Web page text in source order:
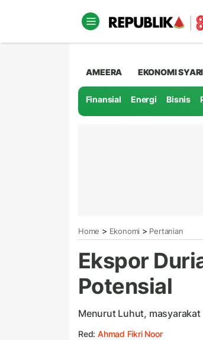
AMEERA EKONOMI
Finansial Energi Bisnis
Home > Ekonomi > Pertanian
Ekspor
Potensial
Menurut Luhut,
Red: Ahmad Fikri Noor